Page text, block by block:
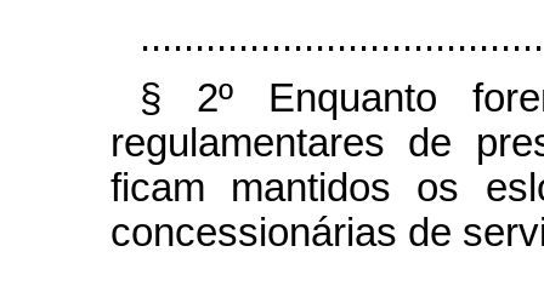
§ 2º Enquanto
regulamentares de
ficam mantidos os
concessionárias de